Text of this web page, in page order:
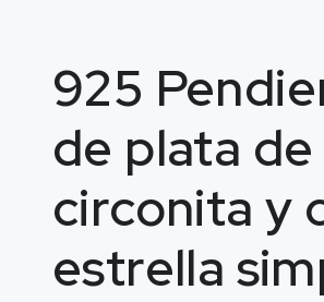
925
de plata
circonita y
estrella